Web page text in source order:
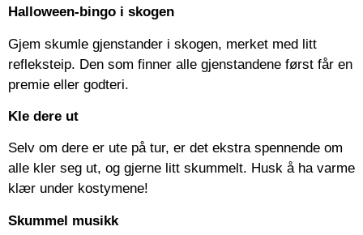
Halloween-bingo i skogen
Gjem skumle gjenstander i skogen, merket med litt
refleksteip. Den som finner alle gjenstandene først får en
premie eller godteri.
Kle dere ut
Selv om dere er ute på tur, er det ekstra spennende om
alle kler seg ut, og gjerne litt skummelt. Husk å ha varme
klær under kostymene!
Skummel musikk